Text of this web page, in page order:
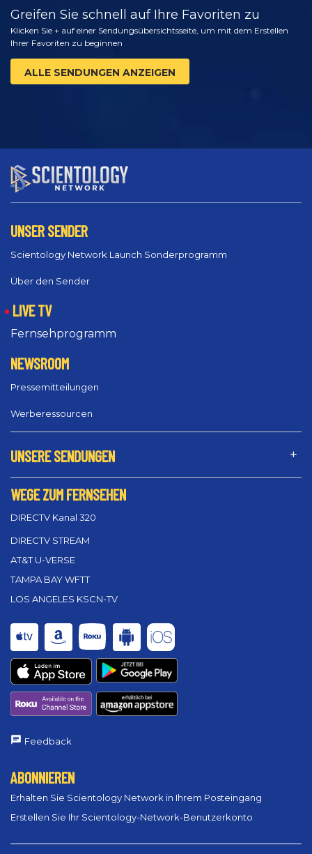
Greifen Sie schnell auf Ihre Favoriten zu
Klicken Sie + auf einer Sendungsübersichtsseite, um mit dem Erstellen
Ihrer Favoriten zu beginnen
ALLE SENDUNGEN ANZEIGEN
UNSER SENDER
Scientology Network Launch Sonderprogramm
Über den Sender
LIVE TV
Fernsehprogramm
NEWSROOM
Pressemitteilungen
Werberessourcen
UNSERE SENDUNGEN
WEGE ZUM FERNSEHEN
DIRECTV Kanal 320
DIRECTV STREAM
AT&T U-VERSE
TAMPA BAY WFTT
LOS ANGELES KSCN-TV
Feedback
ABONNIEREN
Erhalten Sie Scientology Network in Ihrem Posteingang
Erstellen Sie Ihr Scientology-Network-Benutzerkonto